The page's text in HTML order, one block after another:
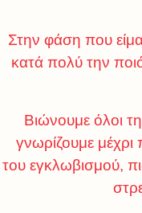
Στην φάση που
κατά πολύ την
Βιώνουμε όλοι
γνωρίζουμε μέχρι
του εγκλωβισμού,